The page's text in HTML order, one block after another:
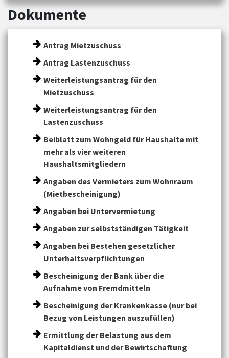
Dokumente
Antrag Mietzuschuss
Antrag Lastenzuschuss
Weiterleistungsantrag für den
Mietzuschuss
Weiterleistungsantrag für den
Lastenzuschuss
Beiblatt zum Wohngeld für Haushalte mit
mehr als vier weiteren
Haushaltsmitgliedern
Angaben des Vermieters zum Wohnraum
(Mietbescheinigung)
Angaben bei Untervermietung
Angaben zur selbstständigen Tätigkeit
Angaben bei Bestehen gesetzlicher
Unterhaltsverpflichtungen
Bescheinigung der Bank über die
Aufnahme von Fremdmitteln
Bescheinigung der Krankenkasse (nur bei
Bezug von Leistungen auszufüllen)
Ermittlung der Belastung aus dem
Kapitaldienst und der Bewirtschaftung